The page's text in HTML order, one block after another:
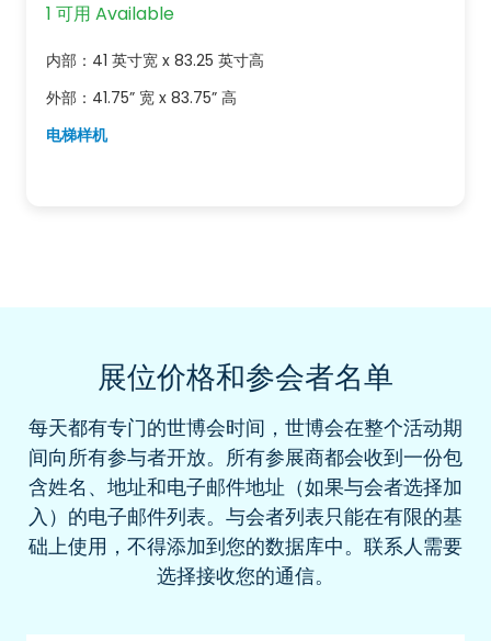
1 可用 Available
内部：41 英寸宽 x 83.25 英寸高
外部：41.75” 宽 x 83.75” 高
电梯样机
展位价格和参会者名单
每天都有专门的世博会时间，世博会在整个活动期
间向所有参与者开放。所有参展商都会收到一份包
含姓名、地址和电子邮件地址（如果与会者选择加
入）的电子邮件列表。与会者列表只能在有限的基
础上使用，不得添加到您的数据库中。联系人需要
选择接收您的通信。